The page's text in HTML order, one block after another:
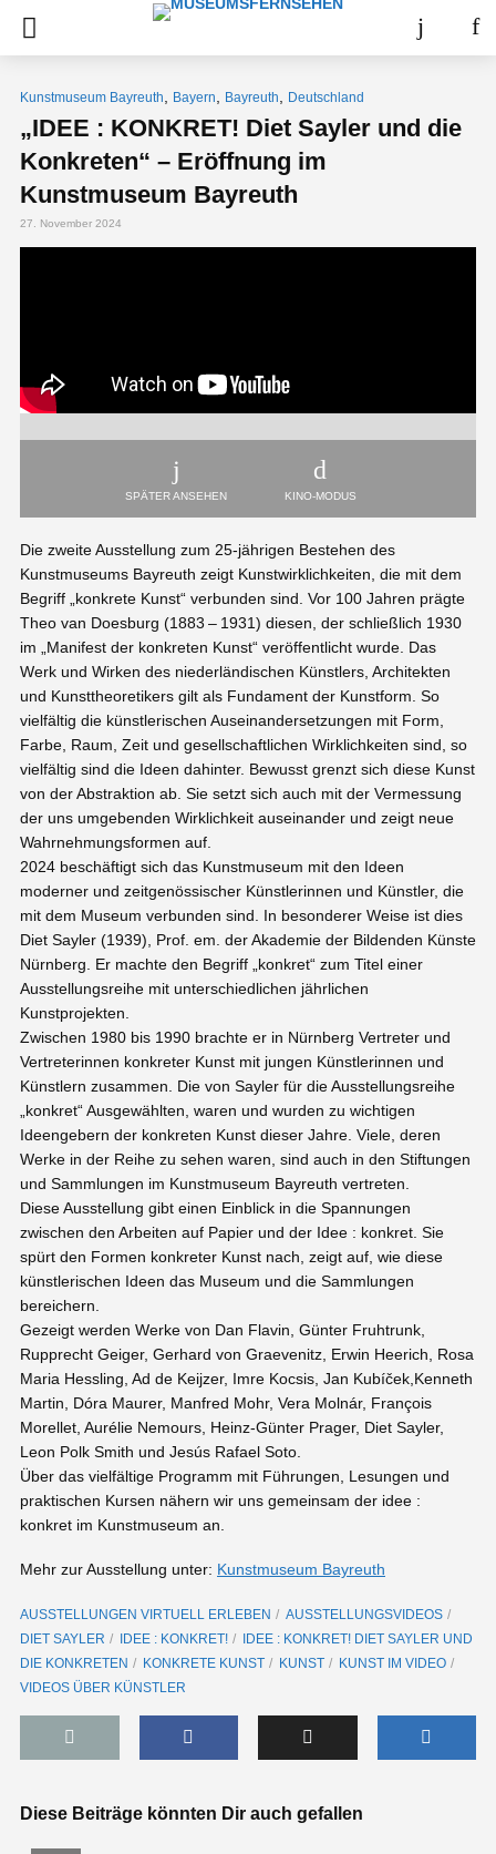
Kunstmuseum Bayreuth Bayern Bayreuth Deutschland
„IDEE : KONKRET! Diet Sayler und die
Konkreten“ – Eröffnung im
Kunstmuseum Bayreuth
27. November 2024
SPÄTER ANSEHEN KINO-MODUS
Die zweite Ausstellung zum 25-jährigen Bestehen des
Kunstmuseums Bayreuth zeigt Kunstwirklichkeiten, die mit dem
Begriff „konkrete Kunst“ verbunden sind. Vor 100 Jahren prägte
Theo van Doesburg (1883 – 1931) diesen, der schließlich 1930
im „Manifest der konkreten Kunst“ veröffentlicht wurde. Das
Werk und Wirken des niederländischen Künstlers, Architekten
und Kunsttheoretikers gilt als Fundament der Kunstform. So
vielfältig die künstlerischen Auseinandersetzungen mit Form,
Farbe, Raum, Zeit und gesellschaftlichen Wirklichkeiten sind, so
vielfältig sind die Ideen dahinter. Bewusst grenzt sich diese Kunst
von der Abstraktion ab. Sie setzt sich auch mit der Vermessung
der uns umgebenden Wirklichkeit auseinander und zeigt neue
Wahrnehmungsformen auf.
2024 beschäftigt sich das Kunstmuseum mit den Ideen
moderner und zeitgenössischer Künstlerinnen und Künstler, die
mit dem Museum verbunden sind. In besonderer Weise ist dies
Diet Sayler (1939), Prof. em. der Akademie der Bildenden Künste
Nürnberg. Er machte den Begriff „konkret“ zum Titel einer
Ausstellungsreihe mit unterschiedlichen jährlichen
Kunstprojekten.
Zwischen 1980 bis 1990 brachte er in Nürnberg Vertreter und
Vertreterinnen konkreter Kunst mit jungen Künstlerinnen und
Künstlern zusammen. Die von Sayler für die Ausstellungsreihe
„konkret“ Ausgewählten, waren und wurden zu wichtigen
Ideengebern der konkreten Kunst dieser Jahre. Viele, deren
Werke in der Reihe zu sehen waren, sind auch in den Stiftungen
und Sammlungen im Kunstmuseum Bayreuth vertreten.
Diese Ausstellung gibt einen Einblick in die Spannungen
zwischen den Arbeiten auf Papier und der Idee : konkret. Sie
spürt den Formen konkreter Kunst nach, zeigt auf, wie diese
künstlerischen Ideen das Museum und die Sammlungen
bereichern.
Gezeigt werden Werke von Dan Flavin, Günter Fruhtrunk,
Rupprecht Geiger, Gerhard von Graevenitz, Erwin Heerich, Rosa
Maria Hessling, Ad de Keijzer, Imre Kocsis, Jan Kubíček,Kenneth
Martin, Dóra Maurer, Manfred Mohr, Vera Molnár, François
Morellet, Aurélie Nemours, Heinz-Günter Prager, Diet Sayler,
Leon Polk Smith und Jesús Rafael Soto.
Über das vielfältige Programm mit Führungen, Lesungen und
praktischen Kursen nähern wir uns gemeinsam der idee :
konkret im Kunstmuseum an.
Mehr zur Ausstellung unter: Kunstmuseum Bayreuth
AUSSTELLUNGEN VIRTUELL ERLEBEN
AUSSTELLUNGSVIDEOS
DIET SAYLER
IDEE : KONKRET!
IDEE : KONKRET! DIET SAYLER UND
DIE KONKRETEN
KONKRETE KUNST KUNST
KUNST IM VIDEO
VIDEOS ÜBER KÜNSTLER
Diese Beiträge könnten Dir auch gefallen